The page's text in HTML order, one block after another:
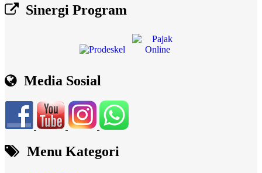
Sinergi Program
Media Sosial
Menu Kategori